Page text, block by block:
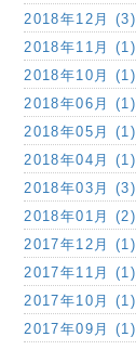
2018年12月 (3)
2018年11月 (1)
2018年10月 (1)
2018年06月 (1)
2018年05月 (1)
2018年04月 (1)
2018年03月 (3)
2018年01月 (2)
2017年12月 (1)
2017年11月 (1)
2017年10月 (1)
2017年09月 (1)